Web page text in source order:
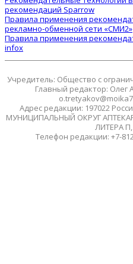
рекомендаций Sparrow
Правила применения
рекламно-обменной сети «СМИ2»
Правила применения
infox
Учредитель: Общество с
Главный редактор: Олег
Адрес редакции: 197022
МУНИЦИПАЛЬНЫЙ ОКРУГ
ЛИТЕРА
Телефон редакции: +7-